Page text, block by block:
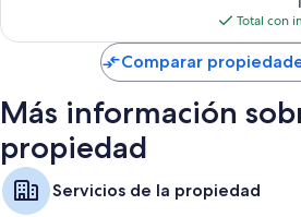
de
Barcelona
Total con
Comparar
Más información
propiedad
Servicios de la propiedad